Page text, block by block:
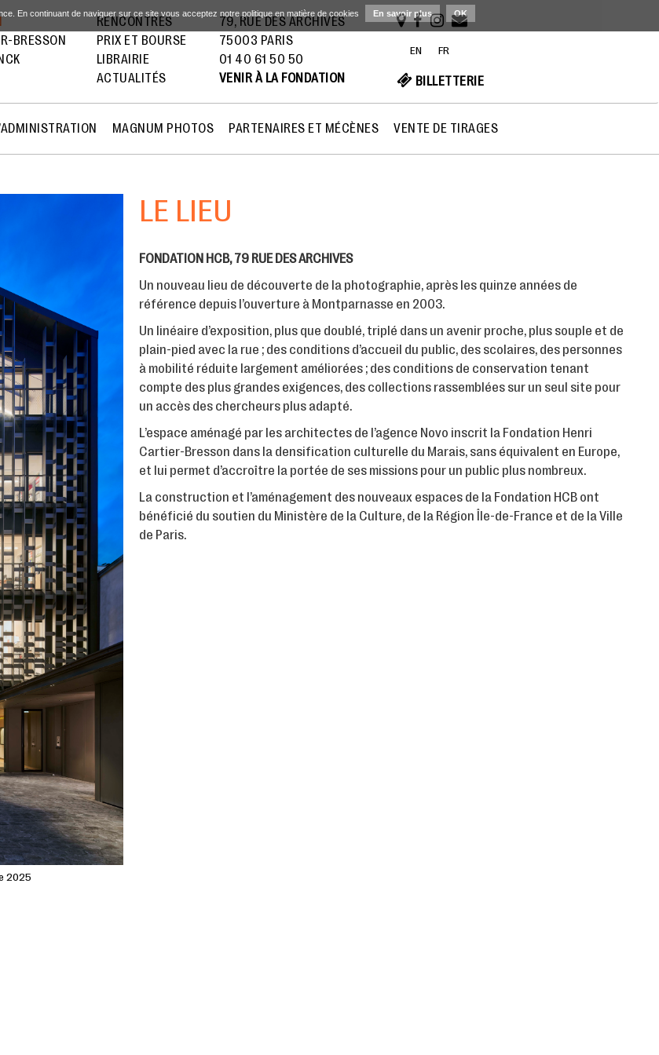
BRESSON
RENCONTRES
PRIX ET BOURSE
LIBRAIRIE
ACTUALITÉS
79, RUE DES ARCHIVES
75003 PARIS
01 40 61 50 50
VENIR À LA FONDATION
EN FR
BILLETTERIE
MAGNUM PHOTOS PARTENAIRES ET MÉCÈNES VENTE DE TIRAGES
2025
LE LIEU
FONDATION HCB, 79 RUE DES ARCHIVES
Un nouveau lieu de découverte de la photographie, après les quinze années de
référence depuis l’ouverture à Montparnasse en 2003.
Un linéaire d’exposition, plus que doublé, triplé dans un avenir proche, plus souple et de
plain-pied avec la rue ; des conditions d’accueil du public, des scolaires, des personnes
à mobilité réduite largement améliorées ; des conditions de conservation tenant
compte des plus grandes exigences, des collections rassemblées sur un seul site pour
un accès des chercheurs plus adapté.
L’espace aménagé par les architectes de l’agence Novo inscrit la Fondation Henri
Cartier-Bresson dans la densification culturelle du Marais, sans équivalent en Europe,
et lui permet d’accroître la portée de ses missions pour un public plus nombreux.
La construction et l’aménagement des nouveaux espaces de la Fondation HCB ont
bénéficié du soutien du Ministère de la Culture, de la Région Île-de-France et de la Ville
de Paris.
En continuant de naviguer sur ce site vous acceptez notre politique en matière de cookies En savoir plus OK